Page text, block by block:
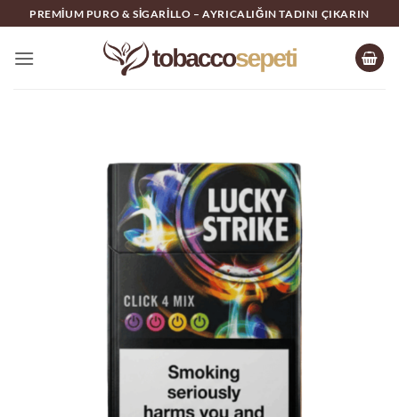
İçeriğe
atla
PREMIUM PURO & SIGARILLO – AYRICALIĞIN TADINI ÇIKARIN